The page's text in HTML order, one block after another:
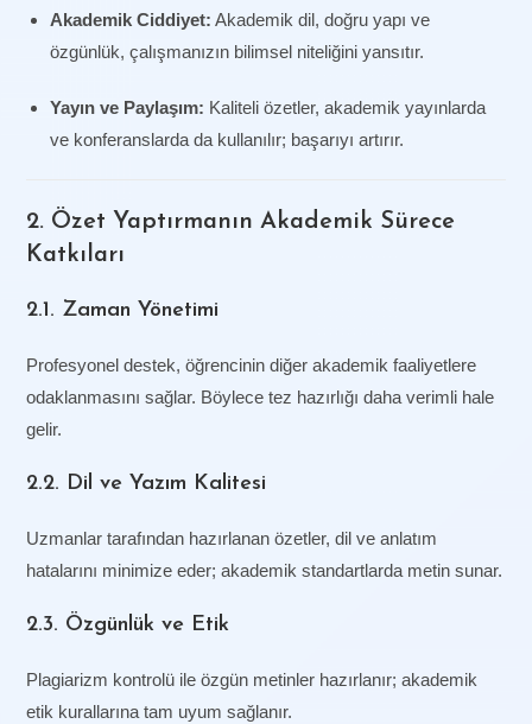
Akademik Ciddiyet: Akademik dil, doğru yapı ve
özgünlük, çalışmanızın bilimsel niteliğini yansıtır.
Yayın ve Paylaşım: Kaliteli özetler, akademik yayınlarda
ve konferanslarda da kullanılır; başarıyı artırır.
2. Özet Yaptırmanın Akademik Sürece
Katkıları
2.1. Zaman Yönetimi
Profesyonel destek, öğrencinin diğer akademik faaliyetlere
odaklanmasını sağlar. Böylece tez hazırlığı daha verimli hale
gelir.
2.2. Dil ve Yazım Kalitesi
Uzmanlar tarafından hazırlanan özetler, dil ve anlatım
hatalarını minimize eder; akademik standartlarda metin sunar.
2.3. Özgünlük ve Etik
Plagiarizm kontrolü ile özgün metinler hazırlanır; akademik
etik kurallarına tam uyum sağlanır.